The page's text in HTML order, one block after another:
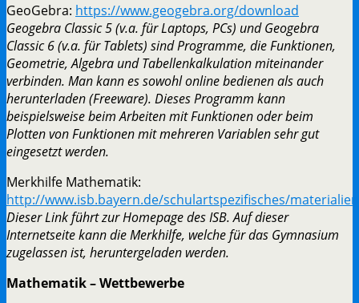
GeoGebra: https://www.geogebra.org/download
Geogebra Classic 5 (v.a. für Laptops, PCs) und Geogebra
Classic 6 (v.a. für Tablets) sind Programme, die Funktionen,
Geometrie, Algebra und Tabellenkalkulation miteinander
verbinden. Man kann es sowohl online bedienen als auch
herunterladen (Freeware). Dieses Programm kann
beispielsweise beim Arbeiten mit Funktionen oder beim
Plotten von Funktionen mit mehreren Variablen sehr gut
eingesetzt werden.
Merkhilfe Mathematik:
http://www.isb.bayern.de/schulartspezifisches/
Dieser Link führt zur Homepage des ISB. Auf dieser
Internetseite kann die Merkhilfe, welche für das Gymnasium
zugelassen ist, heruntergeladen werden.
Mathematik – Wettbewerbe